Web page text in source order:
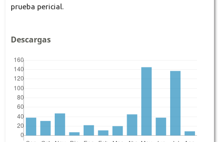
prueba pericial.
Descargas